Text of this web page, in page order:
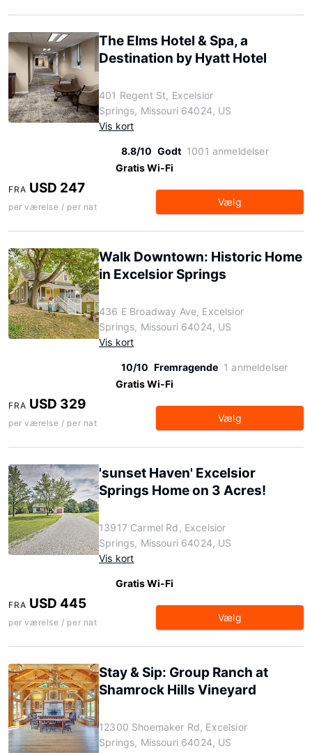
The Elms Hotel & Spa, a
Destination by Hyatt Hotel
401 Regent St, Excelsior
Springs, Missouri 64024, US
Vis kort
8.8/10 Godt 1001 anmeldelser
Gratis Wi-Fi
FRA USD 247
per værelse / per nat Vælg
Walk Downtown: Historic Home
in Excelsior Springs
436 E Broadway Ave, Excelsior
Springs, Missouri 64024, US
Vis kort
10/10 Fremragende 1 anmeldelser
Gratis Wi-Fi
FRA USD 329
per værelse / per nat Vælg
'sunset Haven' Excelsior
Springs Home on 3 Acres!
13917 Carmel Rd, Excelsior
Springs, Missouri 64024, US
Vis kort
Gratis Wi-Fi
FRA USD 445
per værelse / per nat Vælg
Stay & Sip: Group Ranch at
Shamrock Hills Vineyard
12300 Shoemaker Rd, Excelsior
Springs, Missouri 64024, US